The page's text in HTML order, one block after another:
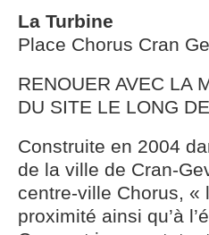
La Turbine
Place Chorus Cran
RENOUER AVEC LA
DU SITE LE LONG
Construite en 2004
de la ville de Cran-
centre-ville Chorus, «
proximité ainsi qu’à